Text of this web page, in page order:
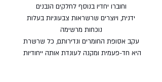
וחוברו יחדיו בנוסף לחלקים הנבנים
ידנית, ויוצרים שרשראות צבעוניות בעלות
נוכחות מרשימה
עקב אסופת החומרים ונדירותם, כל שרשרת
היא חד-פעמית ומקנה לעונדת אותה ייחודיות